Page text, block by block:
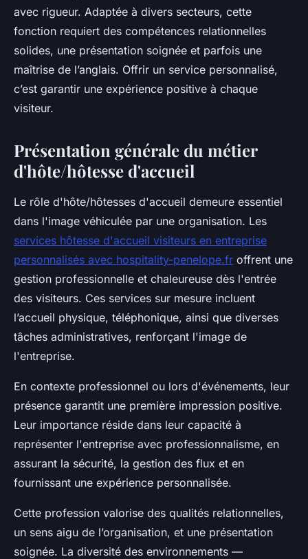
avec rigueur. Adaptée à divers secteurs, cette
fonction requiert des compétences relationnelles
solides, une présentation soignée et parfois une
maîtrise de l’anglais. Offrir un service personnalisé,
c’est garantir une expérience positive à chaque
visiteur.
Présentation générale du métier
d'hôte/hôtesse d'accueil
Le rôle d'hôte/hôtesses d'accueil demeure essentiel
dans l'image véhiculée par une organisation. Les
services hôtesse d'accueil visiteurs en entreprise
personnalisés avec hospitality-penelope.fr offrent une
gestion professionnelle et chaleureuse dès l'entrée
des visiteurs. Ces services sur mesure incluent
l’accueil physique, téléphonique, ainsi que diverses
tâches administratives, renforçant l'image de
l'entreprise.
En contexte professionnel ou lors d'événements, leur
présence garantit une première impression positive.
Leur importance réside dans leur capacité à
représenter l'entreprise avec professionnalisme, en
assurant la sécurité, la gestion des flux et en
fournissant une expérience personnalisée.
Cette profession valorise des qualités relationnelles,
un sens aigu de l’organisation, et une présentation
soignée. La diversité des environnements —